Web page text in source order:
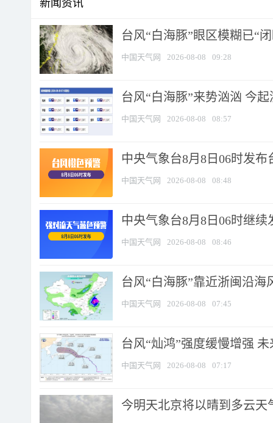
新闻资讯
台风“白海豚”眼区模糊已“
中国天气网 2026-08-08 09:28
台风“白海豚”来势汹汹 今
中国天气网 2026-08-08 08:57
中央气象台8月8日06时发布
中国天气网 2026-08-08 08:48
中央气象台8月8日06时继
中国天气网 2026-08-08 08:46
台风“白海豚”靠近浙闽沿
中国天气网 2026-08-08 07:45
台风“灿鸿”强度缓慢增强
中国天气网 2026-08-08 07:17
今明天北京将以晴到多云